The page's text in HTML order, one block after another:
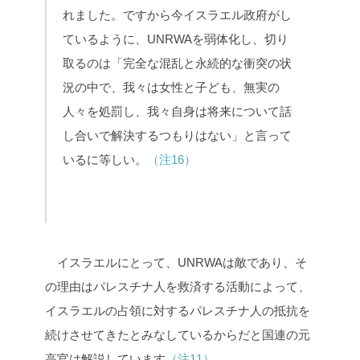
れました。ですから今イスラエル政府がし
ているように、UNRWAを弱体化し、切り
取るのは「完全な混乱と永続的な衝突の状
況の中で、我々は女性と子ども、無実の
人々を処罰し、我々自身は将来について話
し合いで解決するつもりはない」と言って
いるに等しい。
（注16）
イスラエルにとって、UNRWAは敵であり、そ
の理由はパレスチナ人を救済する活動によって、
イスラエルの占領に対するパレスチナ人の抵抗を
続けさせてきたとみなしているからだと国連の元